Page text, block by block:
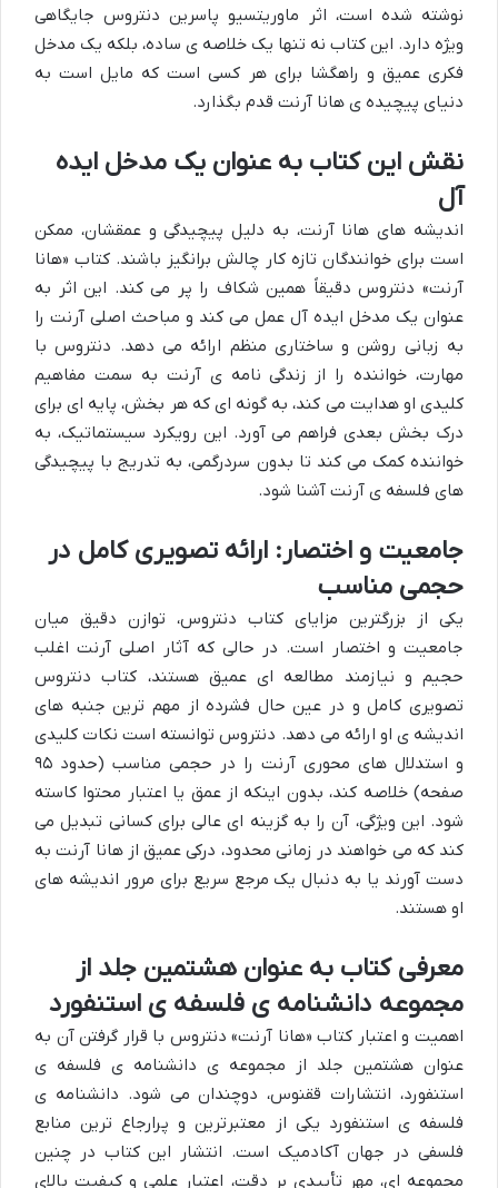
نوشته شده است، اثر ماوریتسیو پاسرین دنتروس جایگاهی
ویژه دارد. این کتاب نه تنها یک خلاصه ی ساده، بلکه یک مدخل
فکری عمیق و راهگشا برای هر کسی است که مایل است به
دنیای پیچیده ی هانا آرنت قدم بگذارد.
نقش این کتاب به عنوان یک مدخل ایده
آل
اندیشه های هانا آرنت، به دلیل پیچیدگی و عمقشان، ممکن
است برای خوانندگان تازه کار چالش برانگیز باشند. کتاب «هانا
آرنت» دنتروس دقیقاً همین شکاف را پر می کند. این اثر به
عنوان یک مدخل ایده آل عمل می کند و مباحث اصلی آرنت را
به زبانی روشن و ساختاری منظم ارائه می دهد. دنتروس با
مهارت، خواننده را از زندگی نامه ی آرنت به سمت مفاهیم
کلیدی او هدایت می کند، به گونه ای که هر بخش، پایه ای برای
درک بخش بعدی فراهم می آورد. این رویکرد سیستماتیک، به
خواننده کمک می کند تا بدون سردرگمی، به تدریج با پیچیدگی
های فلسفه ی آرنت آشنا شود.
جامعیت و اختصار: ارائه تصویری کامل در
حجمی مناسب
یکی از بزرگترین مزایای کتاب دنتروس، توازن دقیق میان
جامعیت و اختصار است. در حالی که آثار اصلی آرنت اغلب
حجیم و نیازمند مطالعه ای عمیق هستند، کتاب دنتروس
تصویری کامل و در عین حال فشرده از مهم ترین جنبه های
اندیشه ی او ارائه می دهد. دنتروس توانسته است نکات کلیدی
و استدلال های محوری آرنت را در حجمی مناسب (حدود ۹۵
صفحه) خلاصه کند، بدون اینکه از عمق یا اعتبار محتوا کاسته
شود. این ویژگی، آن را به گزینه ای عالی برای کسانی تبدیل می
کند که می خواهند در زمانی محدود، درکی عمیق از هانا آرنت به
دست آورند یا به دنبال یک مرجع سریع برای مرور اندیشه های
او هستند.
معرفی کتاب به عنوان هشتمین جلد از
مجموعه دانشنامه ی فلسفه ی استنفورد
اهمیت و اعتبار کتاب «هانا آرنت» دنتروس با قرار گرفتن آن به
عنوان هشتمین جلد از مجموعه ی دانشنامه ی فلسفه ی
استنفورد، انتشارات ققنوس، دوچندان می شود. دانشنامه ی
فلسفه ی استنفورد یکی از معتبرترین و پرارجاع ترین منابع
فلسفی در جهان آکادمیک است. انتشار این کتاب در چنین
مجموعه ای، مهر تأییدی بر دقت، اعتبار علمی و کیفیت بالای